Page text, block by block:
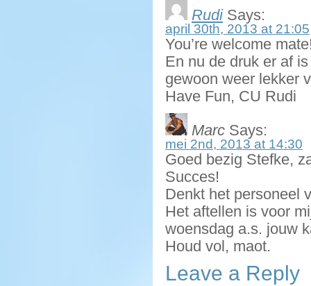
RudiSays:
april 30th, 2013 at 21:05
You’re welcome
En nu de druk er af
gewoon weer lekker
Have Fun, CU Rudi
Marc Says:
mei 2nd, 2013 at 14:30
Goed bezig Stefke,
Succes!
Denkt het personeel
Het aftellen is voor
woensdag a.s. jouw
Houd vol, maot.
Leave a Reply